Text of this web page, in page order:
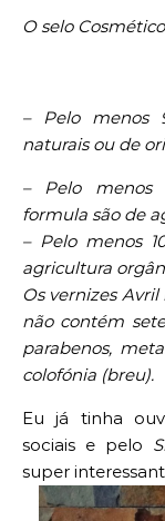
O selo
– Pelo menos
naturais ou de
– Pelo menos
formula são de
– Pelo menos
agricultura
Os vernizes
não contém
parabenos,
colofónia (breu).
Eu já tinha
sociais e pelo
super